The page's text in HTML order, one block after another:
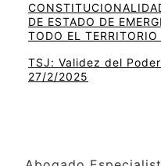
DE ESTADO DE
TODO EL
TSJ: Validez del
27/2/2025